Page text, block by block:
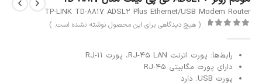
TP-LINK TD-8817 ADSL2 Plus Ethernet/USB Modem Router
( هیچ دیدگاهی برای این محصول نوشته نشده است. )
رابط‌‌ها: پورت اترنت RJ-45 LAN، پورت RJ-11
دارای پورت مگابیتی RJ-45
پورت USB: دارد